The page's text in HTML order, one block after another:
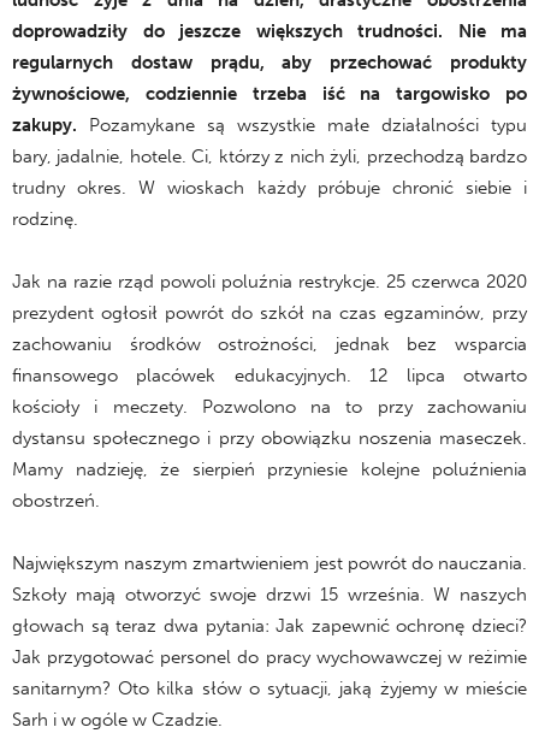
doprowadziły do jeszcze większych trudności. Nie ma
regularnych dostaw prądu, aby przechować produkty
żywnościowe, codziennie trzeba iść na targowisko po
zakupy. Pozamykane są wszystkie małe działalności typu
bary, jadalnie, hotele. Ci, którzy z nich żyli, przechodzą bardzo
trudny okres. W wioskach każdy próbuje chronić siebie i
rodzinę.
Jak na razie rząd powoli poluźnia restrykcje. 25 czerwca 2020
prezydent ogłosił powrót do szkół na czas egzaminów, przy
zachowaniu środków ostrożności, jednak bez wsparcia
finansowego placówek edukacyjnych. 12 lipca otwarto
kościoły i meczety. Pozwolono na to przy zachowaniu
dystansu społecznego i przy obowiązku noszenia maseczek.
Mamy nadzieję, że sierpień przyniesie kolejne poluźnienia
obostrzeń.
Największym naszym zmartwieniem jest powrót do nauczania.
Szkoły mają otworzyć swoje drzwi 15 września. W naszych
głowach są teraz dwa pytania: Jak zapewnić ochronę dzieci?
Jak przygotować personel do pracy wychowawczej w reżimie
sanitarnym? Oto kilka słów o sytuacji, jaką żyjemy w mieście
Sarh i w ogóle w Czadzie.